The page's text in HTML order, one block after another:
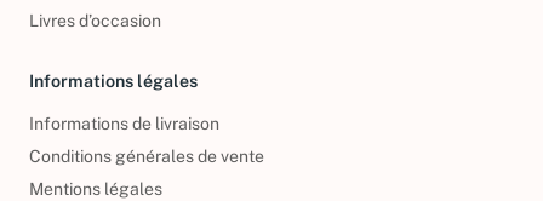
Livres d’occasion
Informations légales
Informations de livraison
Conditions générales de vente
Mentions légales